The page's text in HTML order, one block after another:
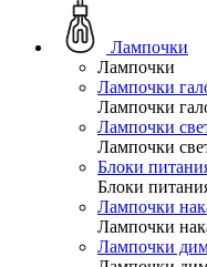
Лампочки
Лампочки
Лампочки
Лампочки
Лампочки
Лампочки
Блоки
Блоки
Лампочки
Лампочки
Лампочки